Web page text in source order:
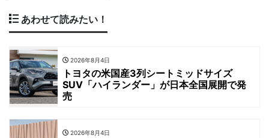
あわせて読みたい！
2026年8月4日
トヨタの米国産3列シートミッドサイズ
SUV「ハイランダー」が日本全国展開で発
売
2026年8月4日